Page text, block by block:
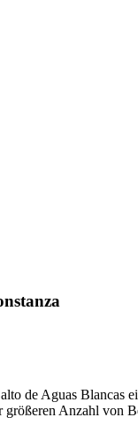
de Aguas Blancas
Anzahl von